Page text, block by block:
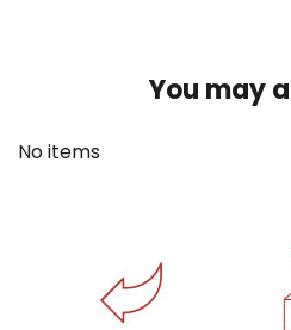
You may
No items